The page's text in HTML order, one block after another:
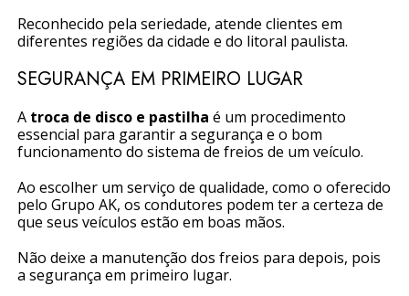
Reconhecido pela seriedade, atende clientes em
diferentes regiões da cidade e do litoral paulista.
SEGURANÇA EM PRIMEIRO LUGAR
A troca de disco e pastilha é um procedimento
essencial para garantir a segurança e o bom
funcionamento do sistema de freios de um veículo.
Ao escolher um serviço de qualidade, como o oferecido
pelo Grupo AK, os condutores podem ter a certeza de
que seus veículos estão em boas mãos.
Não deixe a manutenção dos freios para depois, pois
a segurança em primeiro lugar.